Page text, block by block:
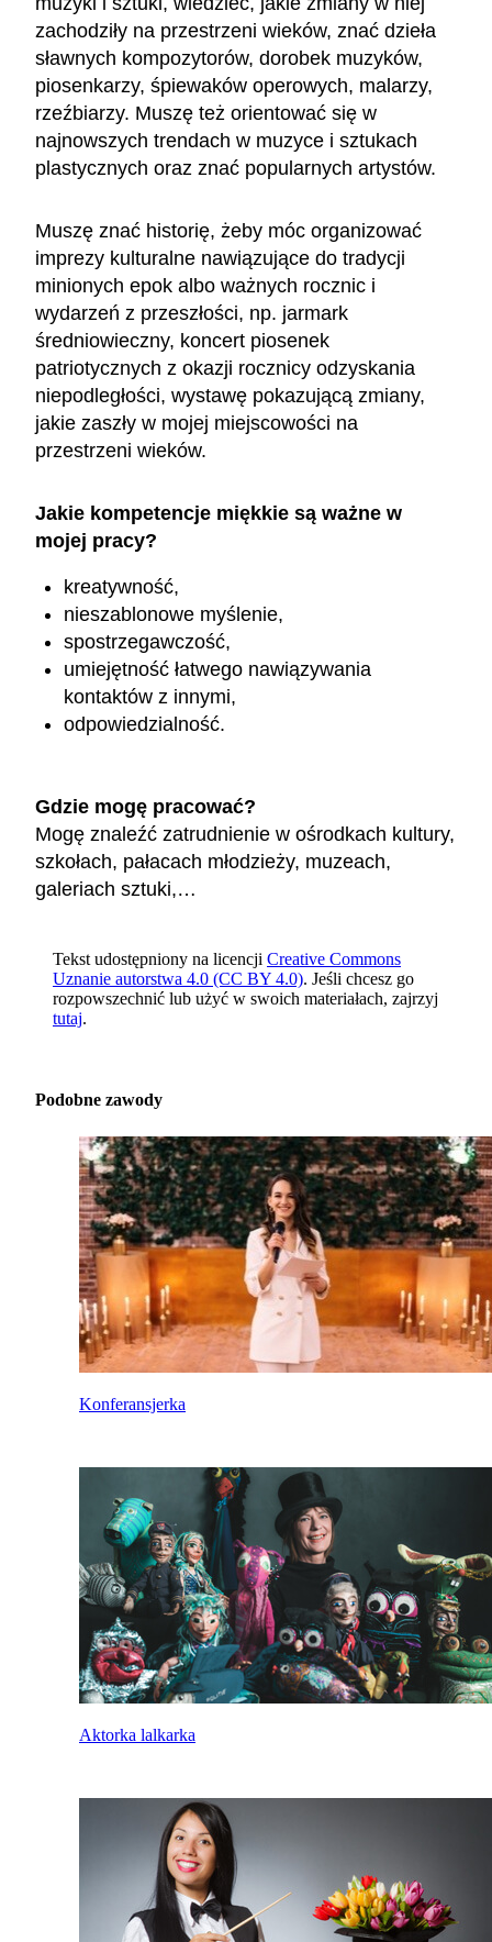
zachodziły na przestrzeni wieków, znać dzieła
sławnych kompozytorów, dorobek muzyków,
piosenkarzy, śpiewaków operowych, malarzy,
rzeźbiarzy. Muszę też orientować się w
najnowszych trendach w muzyce i sztukach
plastycznych oraz znać popularnych artystów.
Muszę znać historię, żeby móc organizować
imprezy kulturalne nawiązujące do tradycji
minionych epok albo ważnych rocznic i
wydarzeń z przeszłości, np. jarmark
średniowieczny, koncert piosenek
patriotycznych z okazji rocznicy odzyskania
niepodległości, wystawę pokazującą zmiany,
jakie zaszły w mojej miejscowości na
przestrzeni wieków.
Jakie kompetencje miękkie są ważne w
mojej pracy?
kreatywność,
nieszablonowe myślenie,
spostrzegawczość,
umiejętność łatwego nawiązywania
kontaktów z innymi,
odpowiedzialność.
Gdzie mogę pracować?
Mogę znaleźć zatrudnienie w ośrodkach kultury,
szkołach, pałacach młodzieży, muzeach,
galeriach sztuki,…
Tekst udostępniony na licencji Creative Commons
Uznanie autorstwa 4.0 (CC BY 4.0). Jeśli chcesz go
rozpowszechnić lub użyć w swoich materiałach, zajrzyj
tutaj.
Podobne zawody
Konferansjerka
Aktorka lalkarka